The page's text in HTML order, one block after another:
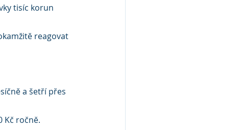
tisíc korun
reagovat
a šetří přes
Kč ročně.